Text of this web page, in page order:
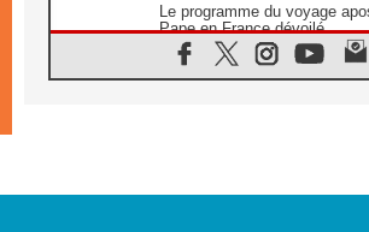
Le programme du voyage
Pape en France dévoilé
07.08.2026
1ère Conférence continentale
07.08.2026